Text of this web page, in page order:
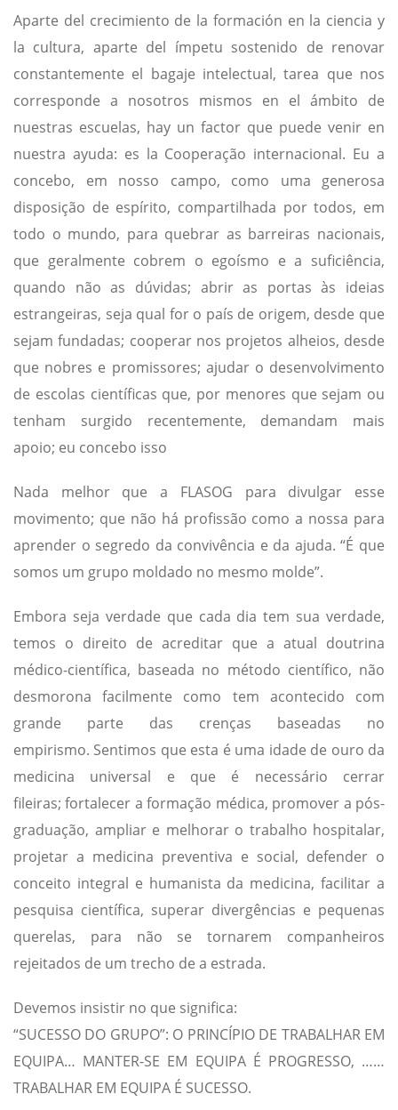
Aparte del crecimiento de la formación en la ciencia y
la cultura, aparte del ímpetu sostenido de renovar
constantemente el bagaje intelectual, tarea que nos
corresponde a nosotros mismos en el ámbito de
nuestras escuelas, hay un factor que puede venir en
nuestra ayuda: es la Cooperação internacional. Eu a
concebo, em nosso campo, como uma generosa
disposição de espírito, compartilhada por todos, em
todo o mundo, para quebrar as barreiras nacionais,
que geralmente cobrem o egoísmo e a suficiência,
quando não as dúvidas; abrir as portas às ideias
estrangeiras, seja qual for o país de origem, desde que
sejam fundadas; cooperar nos projetos alheios, desde
que nobres e promissores; ajudar o desenvolvimento
de escolas científicas que, por menores que sejam ou
tenham surgido recentemente, demandam mais
apoio; eu concebo isso
Nada melhor que a FLASOG para divulgar esse
movimento; que não há profissão como a nossa para
aprender o segredo da convivência e da ajuda. “É que
somos um grupo moldado no mesmo molde”.
Embora seja verdade que cada dia tem sua verdade,
temos o direito de acreditar que a atual doutrina
médico-científica, baseada no método científico, não
desmorona facilmente como tem acontecido com
grande parte das crenças baseadas no
empirismo. Sentimos que esta é uma idade de ouro da
medicina universal e que é necessário cerrar
fileiras; fortalecer a formação médica, promover a pós-
graduação, ampliar e melhorar o trabalho hospitalar,
projetar a medicina preventiva e social, defender o
conceito integral e humanista da medicina, facilitar a
pesquisa científica, superar divergências e pequenas
querelas, para não se tornarem companheiros
rejeitados de um trecho de a estrada.
Devemos insistir no que significa:
“SUCESSO DO GRUPO”: O PRINCÍPIO DE TRABALHAR EM
EQUIPA… MANTER-SE EM EQUIPA É PROGRESSO, ……
TRABALHAR EM EQUIPA É SUCESSO.